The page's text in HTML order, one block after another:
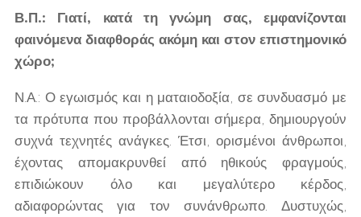
Β.Π.: Γιατί, κατά τη γνώμη σας, εμφανίζονται
φαινόμενα διαφθοράς ακόμη και στον επιστημονικό
χώρο;
Ν.Α.: Ο εγωισμός και η ματαιοδοξία, σε συνδυασμό με
τα πρότυπα που προβάλλονται σήμερα, δημιουργούν
συχνά τεχνητές ανάγκες. Έτσι, ορισμένοι άνθρωποι,
έχοντας απομακρυνθεί από ηθικούς φραγμούς,
επιδιώκουν όλο και μεγαλύτερο κέρδος,
αδιαφορώντας για τον συνάνθρωπο. Δυστυχώς,